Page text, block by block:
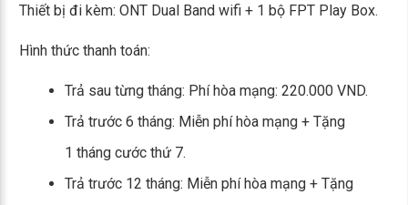
Thiết bị đi kèm: ONT Dual Band wifi + 1 bộ FPT Play Box.
Hình thức thanh toán:
Trả sau từng tháng: Phí hòa mạng: 220.000 VND.
Trả trước 6 tháng: Miễn phí hòa mạng + Tặng
1 tháng cước thứ 7.
Trả trước 12 tháng: Miễn phí hòa mạng + Tặng